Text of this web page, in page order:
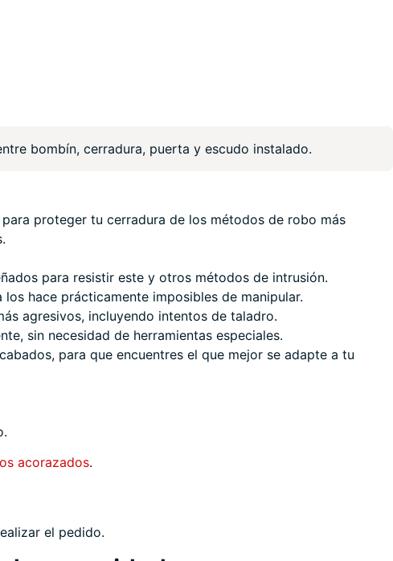
bombín, cerradura, puerta y escudo instalado.
proteger tu cerradura de los métodos de robo más
para resistir este y otros métodos de intrusión.
hace prácticamente imposibles de manipular.
agresivos, incluyendo intentos de taladro.
sin necesidad de herramientas especiales.
para que encuentres el que mejor se adapte a tu
acorazados.
el pedido.